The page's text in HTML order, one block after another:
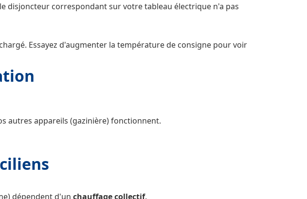
disjoncteur correspondant sur votre tableau électrique n'a pas
Essayez d'augmenter la température de consigne pour voir
autres appareils (gazinière) fonctionnent.
dépendent d'un chauffage collectif.